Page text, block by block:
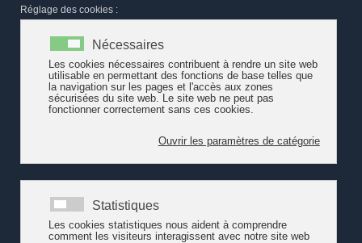
Sur la base des statuts de l’association, la direction des Crèches
jour des districts de Delémont et des Franches-Montagnes.
La direction des Crèches à domicile veille ainsi à ce que
l’association :
Forme et encadre les accueillantes
Assure le bon déroulement des placements
Règle les questions administratives
S’engage dans des projets visant au développement de la
petite enfance